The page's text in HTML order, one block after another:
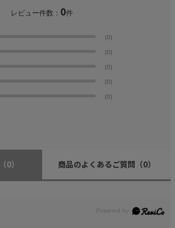
レビュー件数：0件
(0)
(0)
(0)
(0)
(0)
（0） 商品のよくあるご質問 （0）